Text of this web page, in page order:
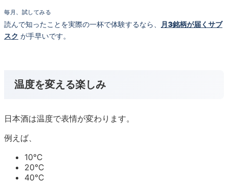
毎月、試してみる
読んで知ったことを実際の一杯で体験するなら、
月3銘柄が届くサブ
スク が手早いです。
温度を変える楽しみ
日本酒は温度で表情が変わります。
例えば、
10℃
20℃
40℃